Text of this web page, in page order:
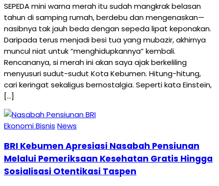
SEPEDA mini warna merah itu sudah mangkrak belasan
tahun di samping rumah, berdebu dan mengenaskan—
nasibnya tak jauh beda dengan sepeda lipat keponakan.
Daripada terus menjadi besi tua yang mubazir, akhirnya
muncul niat untuk “menghidupkannya” kembali.
Rencananya, si merah ini akan saya ajak berkeliling
menyusuri sudut-sudut Kota Kebumen. Hitung-hitung,
cari keringat sekaligus bernostalgia. Seperti kata Einstein,
[…]
Ekonomi Bisnis News
BRI Kebumen Apresiasi Nasabah Pensiunan
Melalui Pemeriksaan Kesehatan Gratis Hingga
Sosialisasi Otentikasi Taspen